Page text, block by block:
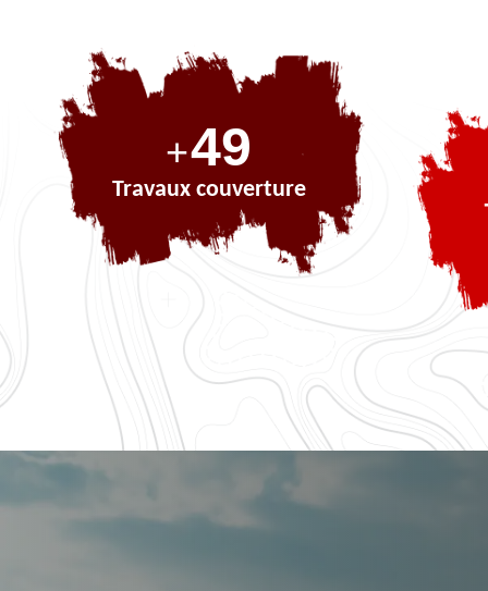
+71
Travaux couverture